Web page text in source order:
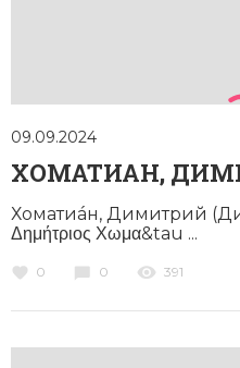
09.09.2024
ХОМАТИАН,
Хоматиáн, Димитрий
Δημήτριος Χωμα&tau ...
0 0 391